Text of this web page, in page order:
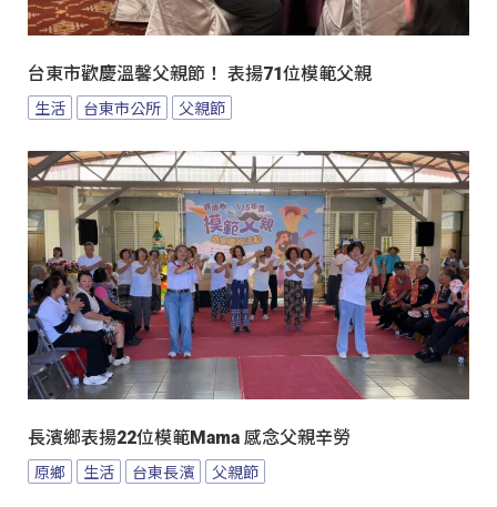
台東市歡慶溫馨父親節！ 表揚71位模範父親
生活 台東市公所 父親節
長濱鄉表揚22位模範Mama 感念父親辛勞
原鄉 生活 台東長濱 父親節